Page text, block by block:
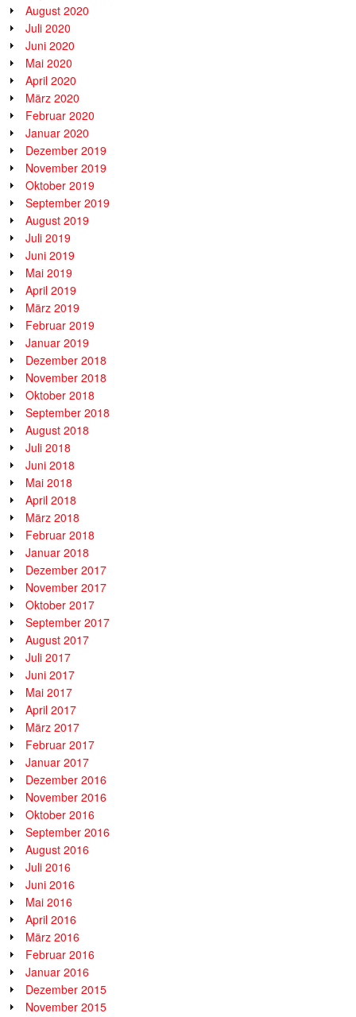
August 2020
Juli 2020
Juni 2020
Mai 2020
April 2020
März 2020
Februar 2020
Januar 2020
Dezember 2019
November 2019
Oktober 2019
September 2019
August 2019
Juli 2019
Juni 2019
Mai 2019
April 2019
März 2019
Februar 2019
Januar 2019
Dezember 2018
November 2018
Oktober 2018
September 2018
August 2018
Juli 2018
Juni 2018
Mai 2018
April 2018
März 2018
Februar 2018
Januar 2018
Dezember 2017
November 2017
Oktober 2017
September 2017
August 2017
Juli 2017
Juni 2017
Mai 2017
April 2017
März 2017
Februar 2017
Januar 2017
Dezember 2016
November 2016
Oktober 2016
September 2016
August 2016
Juli 2016
Juni 2016
Mai 2016
April 2016
März 2016
Februar 2016
Januar 2016
Dezember 2015
November 2015